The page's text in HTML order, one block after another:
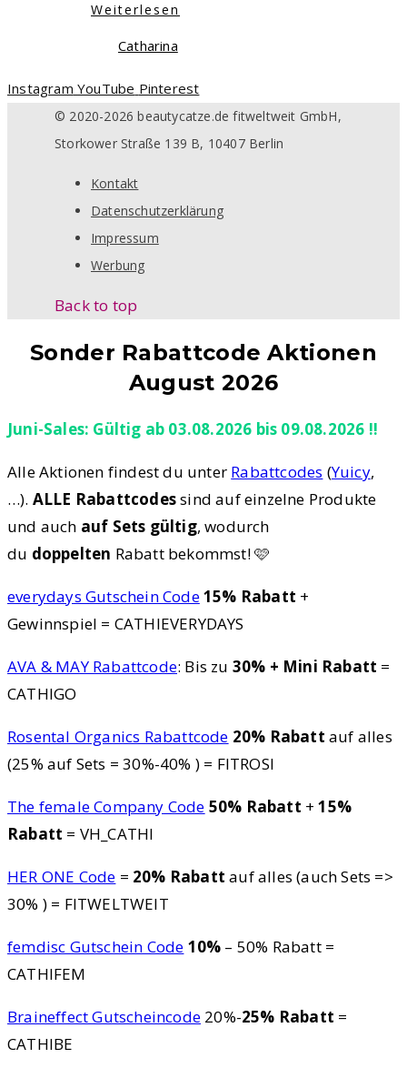
Weiterlesen
Catharina
Instagram YouTube Pinterest
© 2020-2026 beautycatze.de fitweltweit GmbH,
Storkower Straße 139 B, 10407 Berlin
Kontakt
Datenschutzerklärung
Impressum
Werbung
Back to top
Sonder Rabattcode Aktionen
August 2026
Juni-Sales: Gültig ab 03.08.2026 bis 09.08.2026 !!
Alle Aktionen findest du unter Rabattcodes (Yuicy,
…). ALLE Rabattcodessind auf einzelne Produkte
und auch auf Sets gültig, wodurch
du doppelten Rabatt bekommst! 🩷
everydays Gutschein Code15% Rabatt +
Gewinnspiel = CATHIEVERYDAYS
AVA & MAY Rabattcode: Bis zu 30% + Mini Rabatt =
CATHIGO
Rosental Organics Rabattcode 20% Rabatt auf alles
(25% auf Sets = 30%-40% ) = FITROSI
The female Company Code 50% Rabatt +15%
Rabatt = VH_CATHI
HER ONE Code = 20% Rabatt auf alles (auch Sets =>
30% ) = FITWELTWEIT
femdisc Gutschein Code 10% – 50% Rabatt =
CATHIFEM
Braineffect Gutscheincode 20%-25% Rabatt =
CATHIBE